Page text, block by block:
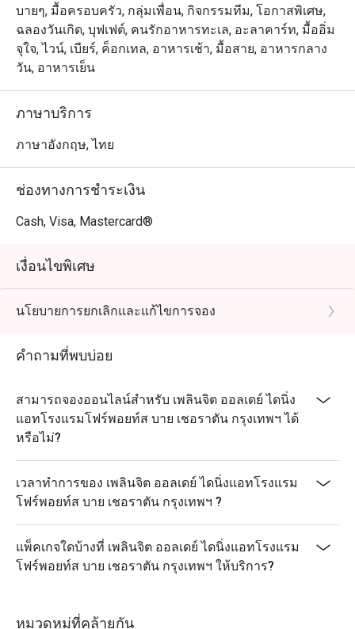
บายๆ, มื้อครอบครัว, กลุ่มเพื่อน, กิจกรรมทีม, โอกาสพิเศษ,
ฉลองวันเกิด, บุฟเฟต์, คนรักอาหารทะเล, อะลาคาร์ท, มื้ออิ่ม
จุใจ, ไวน์, เบียร์, ค็อกเทล, อาหารเช้า, มื้อสาย, อาหารกลาง
วัน, อาหารเย็น
ภาษาบริการ
ภาษาอังกฤษ, ไทย
ช่องทางการชำระเงิน
Cash, Visa, Mastercard®
เงื่อนไขพิเศษ
นโยบายการยกเลิกและแก้ไขการจอง
คำถามที่พบบ่อย
สามารถจองออนไลน์สำหรับ เพลินจิต ออลเดย์ ไดนิ่ง
แอทโรงแรมโฟร์พอยท์ส บาย เชอราตัน กรุงเทพฯ ได้
หรือไม่?
เวลาทำการของ เพลินจิต ออลเดย์ ไดนิ่งแอทโรงแรม
โฟร์พอยท์ส บาย เชอราตัน กรุงเทพฯ ?
แพ็คเกจใดบ้างที่ เพลินจิต ออลเดย์ ไดนิ่งแอทโรงแรม
โฟร์พอยท์ส บาย เชอราตัน กรุงเทพฯ ให้บริการ?
หมวดหมู่ที่คล้ายกัน